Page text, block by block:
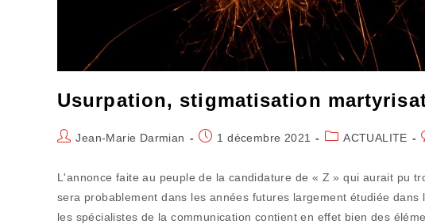
Usurpation, stigmatisation
Auteur/autrice
Jean-Marie Darmian
Publication
1 décembre 2021
PostACTUALITE
L'annonce faite au peuple de la candidature de « Z » qui aurait pu
sera probablement dans les années futures largement étudiée
les spécialistes de la communication contient en effet bien des